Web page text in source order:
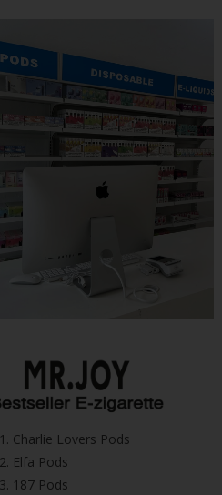
1.⁠ ⁠Charlie Lovers Pods
2.⁠ ⁠⁠Elfa Pods
3.⁠ ⁠⁠187 Pods